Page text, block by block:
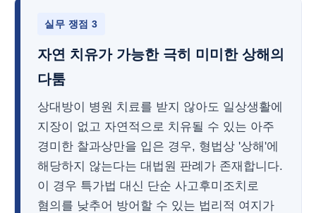
실무 쟁점 3
자연 치유가 가능한 극히 미미한 상해의
다툼
상대방이 병원 치료를 받지 않아도 일상생활에
지장이 없고 자연적으로 치유될 수 있는 아주
경미한 찰과상만을 입은 경우, 형법상 '상해'에
해당하지 않는다는 대법원 판례가 존재합니다.
이 경우 특가법 대신 단순 사고후미조치로
혐의를 낮추어 방어할 수 있는 법리적 여지가